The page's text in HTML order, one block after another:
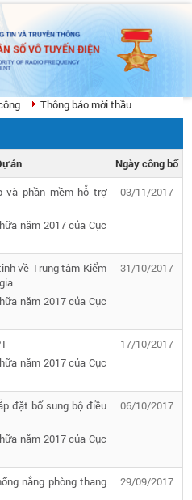
TIN VÀ TRUYỀN THÔNG
SỐ VÔ TUYẾN ĐIỆN
OF RADIO FREQUENCY
Thông báo mời thầu
án
Ngày công bố
và phần mềm hỗ trợ
năm 2017 của Cục
03/11/2017
về Trung tâm Kiểm
năm 2017 của Cục
31/10/2017
năm 2017 của Cục
17/10/2017
đặt bổ sung bộ điều
năm 2017 của Cục
06/10/2017
nắng phòng thang
29/09/2017